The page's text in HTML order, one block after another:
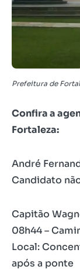
Prefeitura de
Confira a
Fortaleza:
André
Candidato
Capitão
08h44 –
Local:
após a ponte